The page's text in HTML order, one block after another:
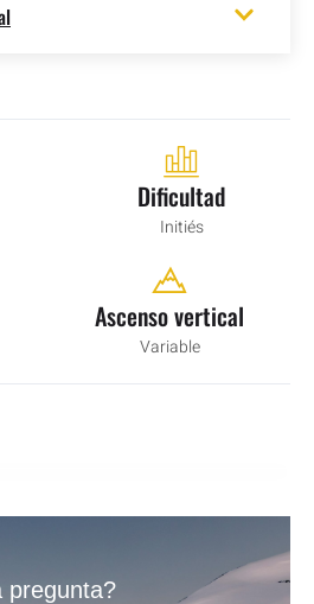
Dificultad
Initiés
Ascenso vertical
Variable
pregunta?